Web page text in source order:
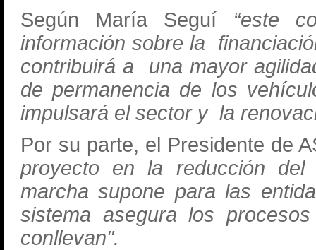
Según María Seguí “este
información sobre la
contribuirá a una mayor
de permanencia de los
impulsará el sector y la
Por su parte, el Presidente de
proyecto en la reducción
marcha supone para las
sistema asegura los
conllevan".